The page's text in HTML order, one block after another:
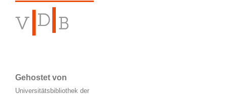
Gehostet von
Universitätsbibliothek der